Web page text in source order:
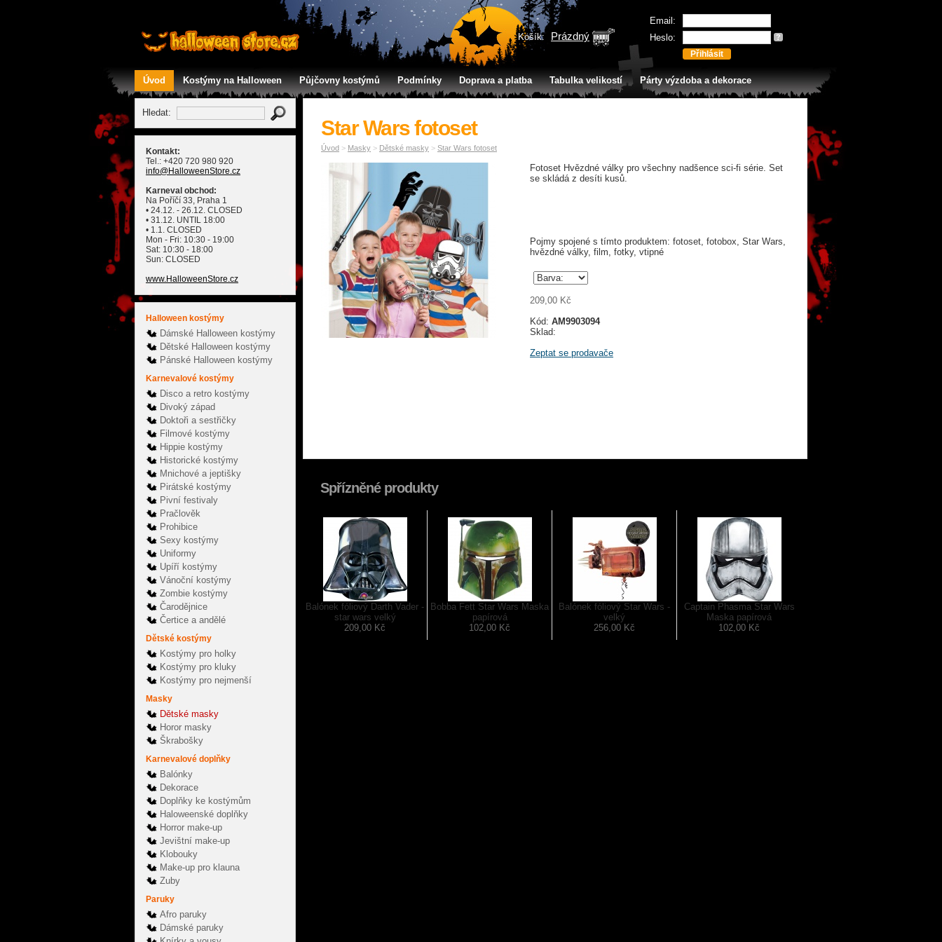
Email:
Heslo:
?
Košík: Prázdný
Úvod Kostýmy na Halloween Půjčovny kostýmů Podmínky Doprava a platba Tabulka velikostí
Párty výzdoba a dekorace
Kontakt
Hledat:
Kontakt:
Tel.: +420 720 980 920
info@HalloweenStore.cz
Karneval obchod:
Na Poříčí 33, Praha 1
• 24.12. - 26.12. CLOSED
• 31.12. UNTIL 18:00
• 1.1. CLOSED
Mon - Fri: 10:30 - 19:00
Sat: 10:30 - 18:00
Sun: CLOSED
www.HalloweenStore.cz
Halloween kostýmy
Dámské Halloween kostýmy
Dětské Halloween kostýmy
Pánské Halloween kostýmy
Karnevalové kostýmy
Disco a retro kostýmy
Divoký západ
Doktoři a sestřičky
Filmové kostýmy
Hippie kostýmy
Historické kostýmy
Mnichové a jeptišky
Pirátské kostýmy
Pivní festivaly
Pračlověk
Prohibice
Sexy kostýmy
Uniformy
Upíří kostýmy
Vánoční kostýmy
Zombie kostýmy
Čarodějnice
Čertice a andělé
Dětské kostýmy
Kostýmy pro holky
Kostýmy pro kluky
Kostýmy pro nejmenší
Masky
Dětské masky
Horor masky
Škrabošky
Karnevalové doplňky
Balónky
Dekorace
Doplňky ke kostýmům
Haloweenské doplňky
Horror make-up
Jevištní make-up
Klobouky
Make-up pro klauna
Zuby
Paruky
Afro paruky
Dámské paruky
Star Wars fotoset
Úvod > Masky > Dětské masky > Star Wars fotoset
Fotoset Hvězdné války pro všechny nadšence sci-fi série. Set
se skládá z desíti kusů.
Pojmy spojené s tímto produktem: fotoset, fotobox, Star Wars,
hvězdné války, film, fotky, vtipné
209,00 Kč
Kód: AM9903094
Sklad:
Zeptat se prodavače
Spřízněné produkty
Balónek fóliový Darth Vader -
star wars velký
209,00 Kč
Bobba Fett Star Wars Maska
papírová
102,00 Kč
Balónek fóliový Star Wars -
velký
256,00 Kč
Captain Phasma Star Wars
Maska papírová
102,00 Kč